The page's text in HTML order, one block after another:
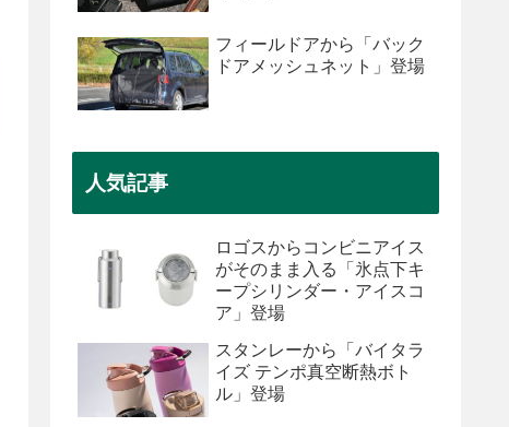
フィールドアから「バック
ドアメッシュネット」登場
人気記事
ロゴスからコンビニアイス
がそのまま入る「氷点下キ
ープシリンダー・アイスコ
ア」登場
スタンレーから「バイタラ
イズ テンポ真空断熱ボト
ル」登場